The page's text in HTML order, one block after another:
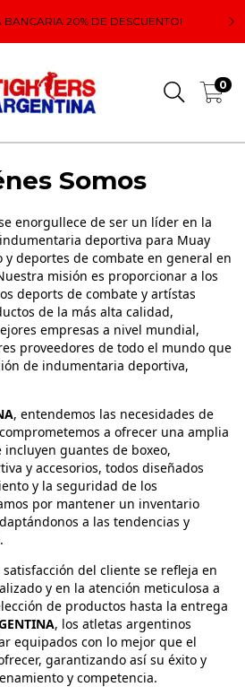
BANCARIA 20% DE DESCUENTO!
0
Somos
enorgullece de ser un líder en la
deportiva para Muay
y deportes de combate en general en
misión es proporcionar a los
deports de combate y artístas
de la más alta calidad,
empresas a nivel mundial,
proveedores de todo el mundo que
de indumentaria deportiva,
, entendemos las necesidades de
a ofrecer una amplia
guantes de boxeo,
y accesorios, todos diseñados
y la seguridad de los
por mantener un inventario
a las tendencias y
del cliente se refleja en
y en la atención meticulosa a
de productos hasta la entrega
, los atletas argentinos
equipados con lo mejor que el
garantizando así su éxito y
y competencia.